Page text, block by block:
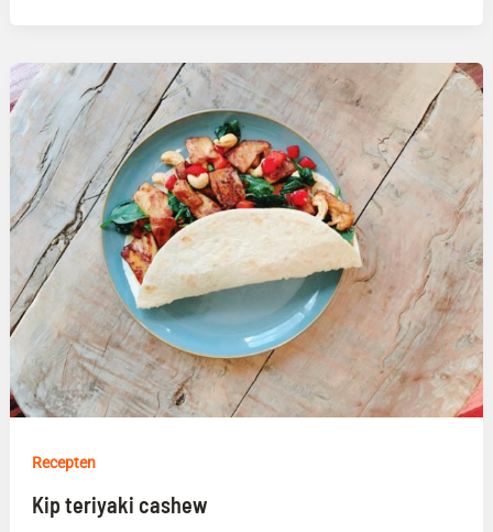
Recepten
Kip teriyaki cashew